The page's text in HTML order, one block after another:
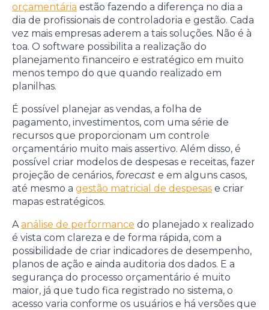
orçamentária estão fazendo a diferença no dia a
dia de profissionais de controladoria e gestão. Cada
vez mais empresas aderem a tais soluções. Não é à
toa. O software possibilita a realização do
planejamento financeiro e estratégico em muito
menos tempo do que quando realizado em
planilhas.
É possível planejar as vendas, a folha de
pagamento, investimentos, com uma série de
recursos que proporcionam um controle
orçamentário muito mais assertivo. Além disso, é
possível criar modelos de despesas e receitas, fazer
projeção de cenários, forecast e em alguns casos,
até mesmo a gestão matricial de despesas e criar
mapas estratégicos.
A análise de performance do planejado x realizado
é vista com clareza e de forma rápida, com a
possibilidade de criar indicadores de desempenho,
planos de ação e ainda auditoria dos dados. E a
segurança do processo orçamentário é muito
maior, já que tudo fica registrado no sistema, o
acesso varia conforme os usuários e há versões que